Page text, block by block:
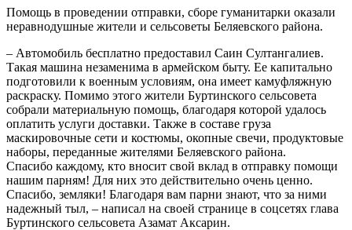
Помощь в проведении отправки, сборе гуманитарки оказали
неравнодушные жители и сельсоветы Беляевского района.
– Автомобиль бесплатно предоставил Саин Султангалиев.
Такая машина незаменима в армейском быту. Ее капитально
подготовили к военным условиям, она имеет камуфляжную
раскраску. Помимо этого жители Буртинского сельсовета
собрали материальную помощь, благодаря которой удалось
оплатить услуги доставки. Также в составе груза
маскировочные сети и костюмы, окопные свечи, продуктовые
наборы, переданные жителями Беляевского района.
Спасибо каждому, кто вносит свой вклад в отправку помощи
нашим парням! Для них это действительно очень ценно.
Спасибо, земляки! Благодаря вам парни знают, что за ними
надежный тыл, – написал на своей странице в соцсетях глава
Буртинского сельсовета Азамат Аксарин.